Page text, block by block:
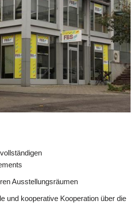
Ausstellungsräumen
und kooperative Kooperation über die